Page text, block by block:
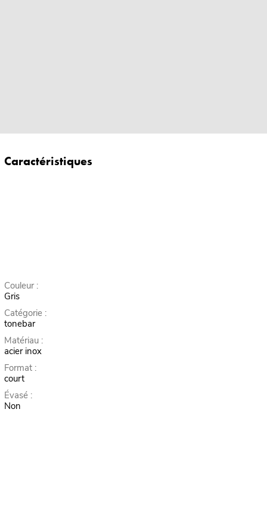
Caractéristiques
Couleur :
Gris
Catégorie :
tonebar
Matériau :
acier inox
Format :
court
Évasé :
Non